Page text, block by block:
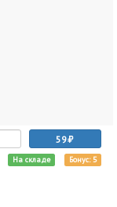
59
На складе Бонус: 5